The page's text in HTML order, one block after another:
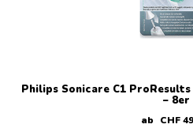
Philips Sonicare C1
– 8er
ab CHF49